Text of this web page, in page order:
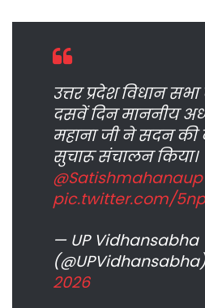
उत्तर प्रदेश विधान
दसवें दिन माननीय
महाना जी ने सदन की
सुचारू संचालन किया।
@Satishmahanaup
pic.twitter.com/
— UP Vidhansabha
2026